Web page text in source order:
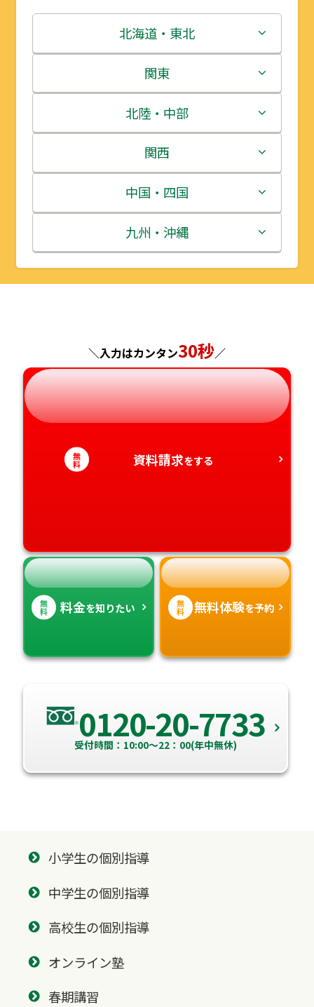
北海道・東北
北海道
青森県
岩手県
宮城県
秋田県
山形県
関東
茨城県
栃木県
群馬県
埼玉県
千葉県
神奈川県
北陸・中部
新潟県
富山県
石川県
福井県
長野県
岐阜県
静岡県
愛知県
関西
三重県
滋賀県
京都府
兵庫県
奈良県
和歌山県
中国・四国
鳥取県
島根県
広島県
山口県
徳島県
香川県
九州・沖縄
福岡県
長崎県
熊本県
大分県
宮崎県
＼入力はカンタン30秒／
無
料 資料請求をする
無
料 料金を知りたい 無
料 無料体験を予約
0120-20-7733
受付時間：10:00～22：00(年中無休)
小学生の個別指導
中学生の個別指導
高校生の個別指導
オンライン塾
春期講習